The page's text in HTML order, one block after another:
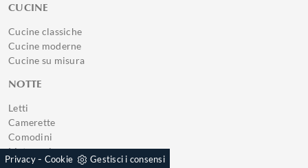
CUCINE
Cucine classiche
Cucine moderne
Cucine su misura
NOTTE
Letti
Camerette
Comodini
Materassi
Privacy- Cookie Gestisci i consensi